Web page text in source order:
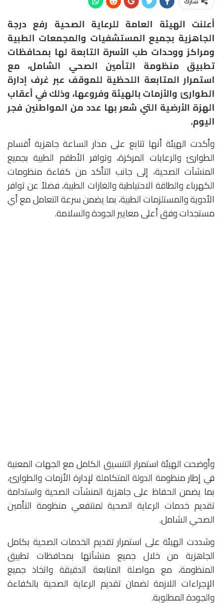
أعلنت الهيئة العامة للرعاية الصحية رفع درجة
الجاهزية بجميع المستشفيات والمجمعات الطبية
ومراكز ووحدات طب الأسرة التابعة لها بمحافظات
تطبيق منظومة التأمين الصحي الشامل، مع
استمرار المتابعة اللحظية للموقف عبر غرف إدارة
الطوارئ والأزمات بالهيئة وفروعها، وذلك في أعقاب
الهزة الأرضية التي شعر بها عدد من المواطنين فجر
اليوم.
وأكدت الهيئة أنها تتابع على مدار الساعة جاهزية أقسام
الطوارئ والرعايات المركزة، وتوافر الأطقم الطبية بجميع
المنشآت الصحية، إلى جانب التأكد من كفاءة منظومات
الكهرباء والطاقة الاحتياطية والغازات الطبية، فضلاً عن توافر
الأدوية والمستلزمات الطبية، بما يضمن سرعة التعامل مع أي
مستجدات وفق أعلى معايير الجودة والسلامة.
وأوضحت الهيئة استمرار التنسيق الكامل مع الجهات المعنية
في إطار منظومة الدولة المتكاملة لإدارة الأزمات والطوارئ،
بما يضمن الحفاظ على جاهزية المنشآت الصحية واستدامة
تقديم خدمات الرعاية الصحية لمنتفعي منظومة التأمين
الصحي الشامل.
وشددت الهيئة على استمرار تقديم الخدمات الصحية بكامل
الجاهزية من خلال جميع منشآتها بمحافظات تطبيق
المنظومة، مع مواصلة المتابعة الدقيقة واتخاذ جميع
الإجراءات اللازمة لضمان تقديم الرعاية الصحية بالكفاءة
والجودة المطلوبة.